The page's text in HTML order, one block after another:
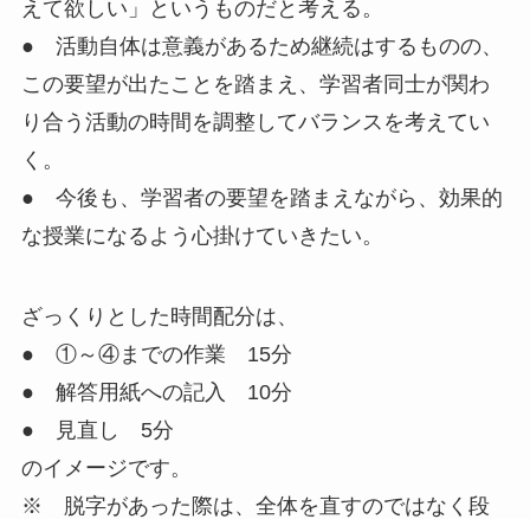
えて欲しい」というものだと考える。
● 活動自体は意義があるため継続はするものの、
この要望が出たことを踏まえ、学習者同士が関わ
り合う活動の時間を調整してバランスを考えてい
く。
● 今後も、学習者の要望を踏まえながら、効果的
な授業になるよう心掛けていきたい。
ざっくりとした時間配分は、
● ①～④までの作業 15分
● 解答用紙への記入 10分
● 見直し 5分
のイメージです。
※ 脱字があった際は、全体を直すのではなく段